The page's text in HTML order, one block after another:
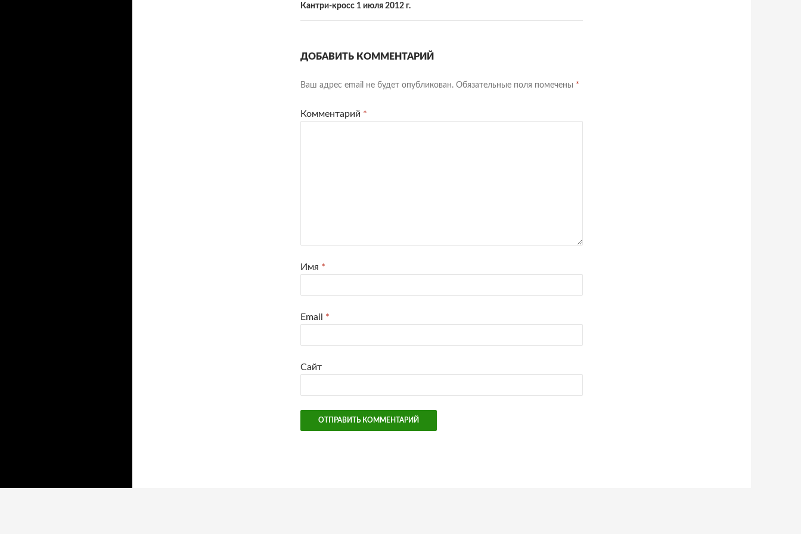
Кантри-кросс 1 июля 2012 г.
ДОБАВИТЬ КОММЕНТАРИЙ
Ваш адрес email не будет опубликован. Обязательные поля помечены *
Комментарий *
Имя *
Email *
Сайт